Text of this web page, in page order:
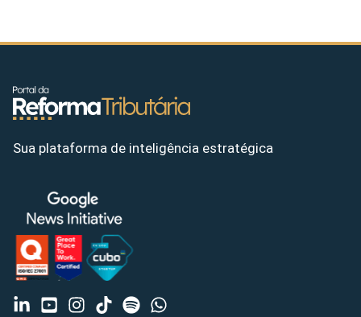
Sua plataforma de inteligência estratégica